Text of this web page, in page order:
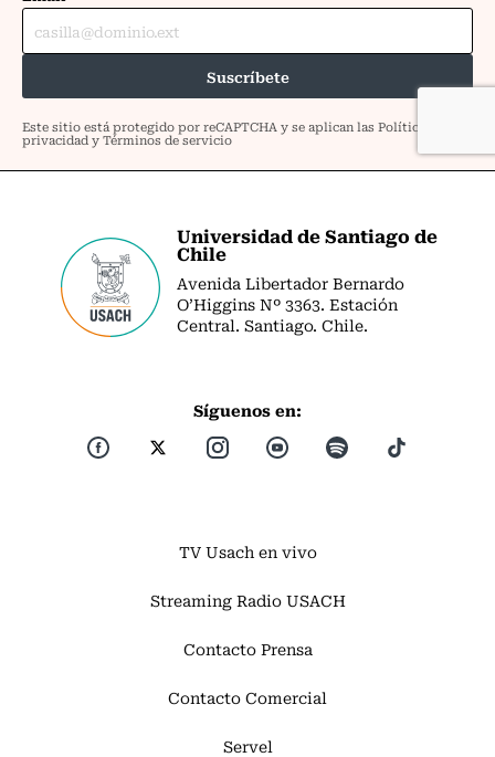
Universidad de Santiago de
Chile
Avenida Libertador Bernardo
O’Higgins Nº 3363. Estación
Central. Santiago. Chile.
Síguenos en:
TV Usach en vivo
Streaming Radio USACH
Contacto Prensa
Contacto Comercial
Servel